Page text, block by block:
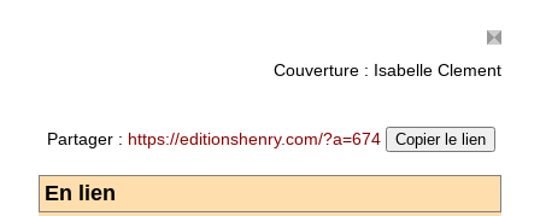
Nouveauté
Couverture : Isabelle Clement
Partager : https://editionshenry.com/?a=674 Copier le lien
En lien